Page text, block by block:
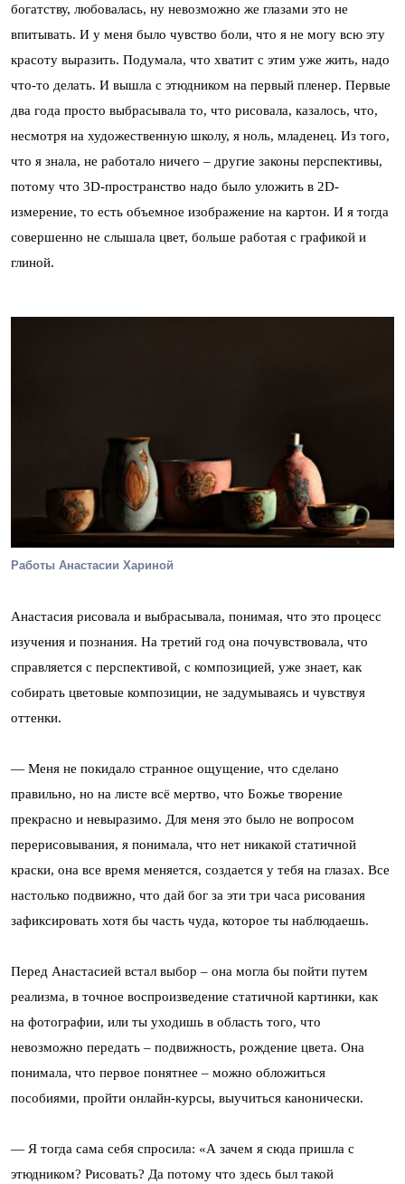
богатству, любовалась, ну невозможно же глазами это не
впитывать. И у меня было чувство боли, что я не могу всю эту
красоту выразить. Подумала, что хватит с этим уже жить, надо
что-то делать. И вышла с этюдником на первый пленер. Первые
два года просто выбрасывала то, что рисовала, казалось, что,
несмотря на художественную школу, я ноль, младенец. Из того,
что я знала, не работало ничего – другие законы перспективы,
потому что 3D-пространство надо было уложить в 2D-
измерение, то есть объемное изображение на картон. И я тогда
совершенно не слышала цвет, больше работая с графикой и
глиной.
Работы Анастасии Хариной
Анастасия рисовала и выбрасывала, понимая, что это процесс
изучения и познания. На третий год она почувствовала, что
справляется с перспективой, с композицией, уже знает, как
собирать цветовые композиции, не задумываясь и чувствуя
оттенки.
— Меня не покидало странное ощущение, что сделано
правильно, но на листе всё мертво, что Божье творение
прекрасно и невыразимо. Для меня это было не вопросом
перерисовывания, я понимала, что нет никакой статичной
краски, она все время меняется, создается у тебя на глазах. Все
настолько подвижно, что дай бог за эти три часа рисования
зафиксировать хотя бы часть чуда, которое ты наблюдаешь.
Перед Анастасией встал выбор – она могла бы пойти путем
реализма, в точное воспроизведение статичной картинки, как
на фотографии, или ты уходишь в область того, что
невозможно передать – подвижность, рождение цвета. Она
понимала, что первое понятнее – можно обложиться
пособиями, пройти онлайн-курсы, выучиться канонически.
— Я тогда сама себя спросила: «А зачем я сюда пришла с
этюдником? Рисовать? Да потому что здесь был такой